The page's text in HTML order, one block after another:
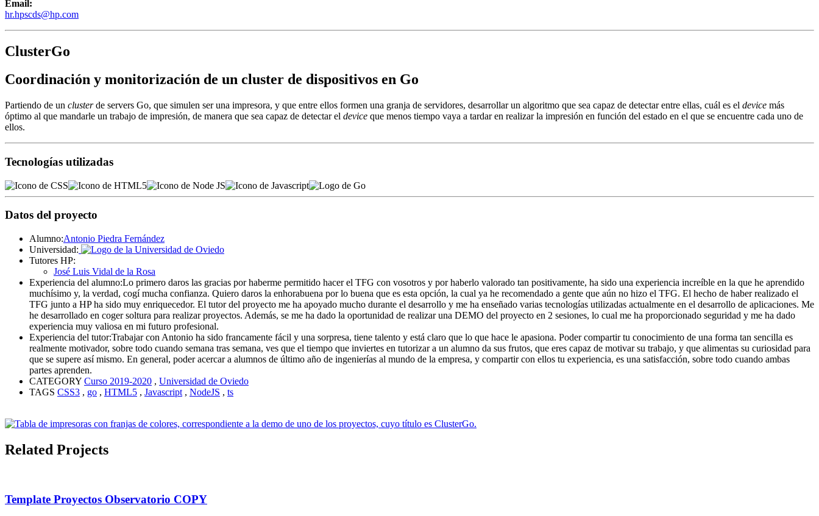
Email:
hr.hpscds@hp.com
ClusterGo
Coordinación y monitorización de un cluster de dispositivos en Go
Partiendo de un clusterde servers Go, que simulen ser una impresora, y que entre ellos formen una granja de servidores, desarrollar un algoritmo que sea capaz de detectar entre ellas, cuál es el device más
óptimo al que mandarle un trabajo de impresión, de manera que sea capaz de detectar el device que menos tiempo vaya a tardar en realizar la impresión en función del estado en el que se encuentre cada uno de
ellos.
Tecnologías utilizadas
Datos del proyecto
Alumno:Antonio Piedra Fernández
Universidad:
Tutores HP:
José Luis Vidal de la Rosa
Experiencia del alumno:Lo primero daros las gracias por haberme permitido hacer el TFG con vosotros y por haberlo valorado tan positivamente, ha sido una experiencia increíble en la que he aprendido
muchísimo y, la verdad, cogí mucha confianza. Quiero daros la enhorabuena por lo buena que es esta opción, la cual ya he recomendado a gente que aún no hizo el TFG. El hecho de haber realizado el
TFG junto a HP ha sido muy enriquecedor. El tutor del proyecto me ha apoyado mucho durante el desarrollo y me ha enseñado varias tecnologías utilizadas actualmente en el desarrollo de aplicaciones. Me
he desarrollado en coger soltura para realizar proyectos. Además, se me ha dado la oportunidad de realizar una DEMO del proyecto en 2 sesiones, lo cual me ha proporcionado seguridad y me ha dado
experiencia muy valiosa en mi futuro profesional.
Experiencia del tutor:Trabajar con Antonio ha sido francamente fácil y una sorpresa, tiene talento y está claro que lo que hace le apasiona. Poder compartir tu conocimiento de una forma tan sencilla es
realmente motivador, sobre todo cuando semana tras semana, ves que el tiempo que inviertes en tutorizar a un alumno da sus frutos, que eres capaz de motivar su trabajo, y que alimentas su curiosidad para
que se supere así mismo. En general, poder acercar a alumnos de último año de ingenierías al mundo de la empresa, y compartir con ellos tu experiencia, es una satisfacción, sobre todo cuando ambas
partes aprenden.
CATEGORY Curso 2019-2020 , Universidad de Oviedo
TAGS CSS3 , go , HTML5 , Javascript , NodeJS , ts
Related Projects
Template Proyectos Observatorio COPY